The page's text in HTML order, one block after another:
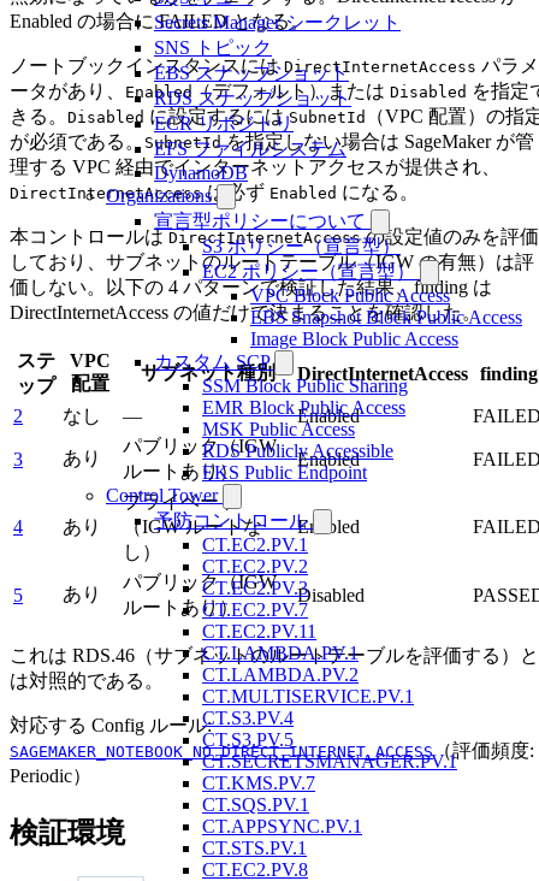
Secrets Manager シークレット
SNS トピック
EBS スナップショット
RDS スナップショット
ECR リポジトリ
EFS ファイルシステム
DynamoDB
Organizations
宣言型ポリシーについて
S3 ポリシー（宣言型）
EC2 ポリシー（宣言型）
VPC Block Public Access
EBS Snapshot Block Public Access
Image Block Public Access
カスタム SCP
SSM Block Public Sharing
EMR Block Public Access
MSK Public Access
RDS Publicly Accessible
EKS Public Endpoint
Control Tower
予防コントロール
CT.EC2.PV.1
CT.EC2.PV.2
CT.EC2.PV.3
CT.EC2.PV.7
CT.EC2.PV.11
CT.LAMBDA.PV.1
CT.LAMBDA.PV.2
CT.MULTISERVICE.PV.1
CT.S3.PV.4
CT.S3.PV.5
CT.SECRETSMANAGER.PV.1
CT.KMS.PV.7
CT.SQS.PV.1
CT.APPSYNC.PV.1
CT.STS.PV.1
CT.EC2.PV.8
Enabled の場合に FAILED となる。
ノートブックインスタンスにはDirectInternetAccess パラメ
ータがあり、
Enabled （デフォルト）または Disabled を指定
きる。 Disabled に設定するにはSubnetId
（VPC 配置）の指
が必須である。
SubnetIdを指定しない場合は SageMaker が管
理する VPC 経由でインターネットアクセスが提供され、
DirectInternetAccessは必ず Enabled になる。
本コントロールはDirectInternetAccessの設定値のみを評価
しており、サブネットのルートテーブル（IGW の有無）は評
価しない。以下の 4 パターンで検証した結果、finding は
DirectInternetAccess の値だけで決まることを確認した。
ステ
ップ
VPC
配置
サブネット種別 DirectInternetAccess finding
2 なし — Enabled
3 あり
パブリック（IGW
ルートあり）
Enabled
4 あり
プライベート
（IGW ルートな
し）
Enabled
5 あり
パブリック（IGW
ルートあり）
Disabled
これは RDS.46（サブネットのルートテーブルを評価する）と
は対照的である。
対応する Config ルール:
SAGEMAKER_NOTEBOOK_NO_DIRECT_INTERNET_ACCESS（評価頻度:
Periodic）
検証環境